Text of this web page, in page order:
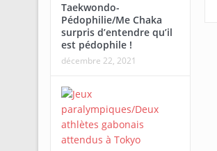
Taekwondo-
Pédophilie/Me Chaka
surpris d’entendre qu’il
est pédophile !
décembre 22, 2021